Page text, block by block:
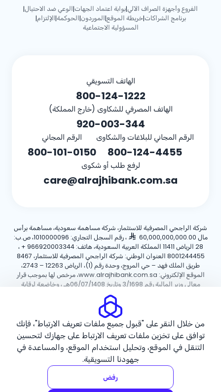
الفروع وأجهزة الصراف الآلي|بوابة اعتماد الجهات|الوعي ضد الاحتيال|
برنامج الشراكات|خريطة الموقع|الموردون|الحوكمة|الإلتزام|
المسؤولية الاجتماعية
الهاتف التسويقي
800-124-1222
الهاتف المصرفي للشكاوى (خارج المملكة)
920-003-344
الرقم المجاني للبلاغات والشكاوى
800-124-4455
الرقم المجاني
800-101-0150
لرفع طلب أو شكوى
care@alrajhibank.com.sa
شركة الراجحي المصرفية للاستثمار، شركة مساهمة سعودية، مساهمة برأس
مال 60,000,000,000.00
، رقم السجل التجاري: 1010000096، ص.ب:
28 الرياض 11411 المملكة العربية السعودية، هاتف:
+ 966920003344 ،
8001244455 العنوان الوطني: شركة الراجحي المصرفية للاستثمار، 8467
طريق الملك فهد – حي المروج، وحدة رقم (1)، الرياض 12263 – 2743،
الموقع الإلكتروني: www.alrajhibank.com.sa، مرخص لها بموجب قرار
معالي وزير المالية رقم 3/1698 وتاريخ 06/07/1408هـ ، وخاضعة لرقابة
وإشراف البنك المركزي السعودي.
حقوق الطبع والنشر ©2026 مصرف الراجحي.
سياسة ملفات تعريف الارتباطسياسة الخصوصية الأحكام والشروط
من خلال النقر على "قبول جميع ملفات تعريف الارتباط"، فإنك
توافق على تخزين ملفات تعريف الارتباط على جهازك لتحسين
التنقل في الموقع، وتحليل استخدام الموقع، والمساعدة في
جهودنا التسويقية.
رفض